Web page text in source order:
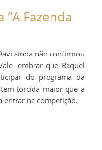
Fazenda
ainda não confirmou
lembrar que Raquel
do programa da
torcida maior que a
entrar na competição.